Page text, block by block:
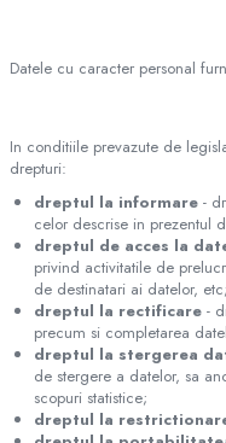
Datele cu caracter personal
In conditiile prevazute de
drepturi:
dreptul la informare -
celor descrise in prezentul
dreptul de acces la
privind activitatile de
de destinatari ai datelor, etc;
dreptul la rectificare -
precum si completarea
dreptul la stergerea
de stergere a datelor, sa
scopuri statistice;
dreptul la